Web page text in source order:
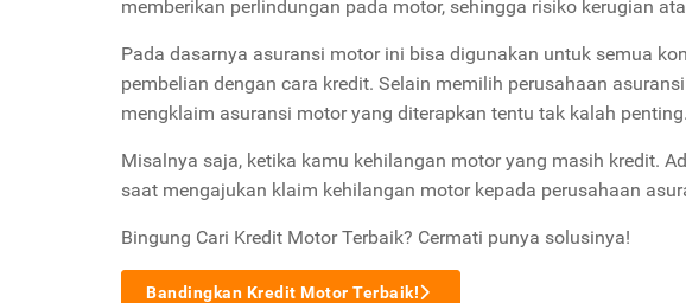
memberikan perlindungan pada motor, sehingga risiko kerugian
Pada dasarnya asuransi motor ini bisa digunakan untuk semua
pembelian dengan cara kredit. Selain memilih perusahaan
mengklaim asuransi motor yang diterapkan tentu tak kalah penting.
Misalnya saja, ketika kamu kehilangan motor yang masih kredit.
saat mengajukan klaim kehilangan motor kepada perusahaan
Bingung Cari Kredit Motor Terbaik? Cermati punya solusinya!
Bandingkan Kredit Motor Terbaik!